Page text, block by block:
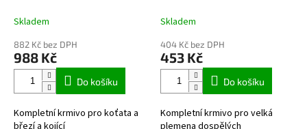
Skladem
882 Kč bez DPH
988 Kč
Do košíku
Kompletní krmivo pro koťata a
Skladem
404 Kč bez DPH
453 Kč
Do košíku
Kompletní krmivo pro velká